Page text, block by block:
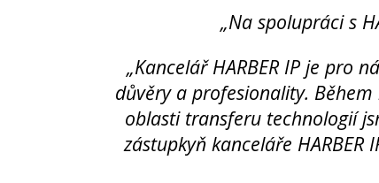
„Na spolupráci s
„Kancelář HARBER IP je pro
důvěry a profesionality.
oblasti transferu technologií
zástupkyň kanceláře